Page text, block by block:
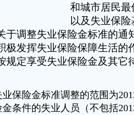
和城市居民
以及失业保
于调整失业保险金标准的通
极发挥失业保险保障生活的
规定享受失业保险金及其它
险金标准调整的范围为
条件的失业人员（不包括